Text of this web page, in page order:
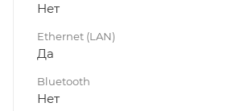
Нет
Ethernet (LAN)
Да
Bluetooth
Нет